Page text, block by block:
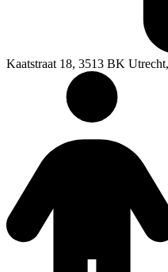
Kaatstraat 18, 3513 BK